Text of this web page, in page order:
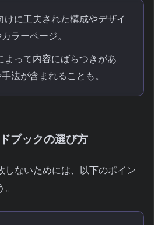
けに工夫された構成やデザイ
ラーページ。
よって内容にばらつきがあ
法が含まれることも。
ブックの選び方
しないためには、以下のポイン